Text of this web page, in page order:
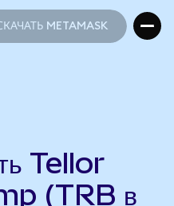
METAMASK
Tellor
(TRB в